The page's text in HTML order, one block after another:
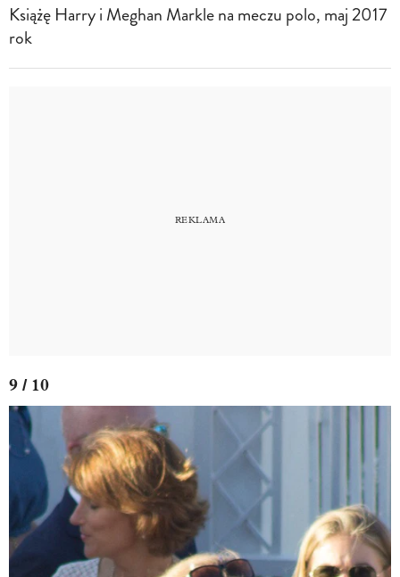
Książę Harry i Meghan Markle na meczu polo, maj 2017
rok
9 / 10